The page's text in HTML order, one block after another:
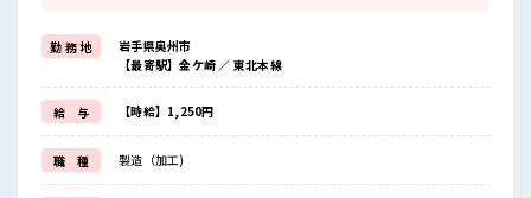
勤 務 地
岩手県奥州市
【最寄駅】金ケ崎 ／ 東北本線
給 与 【時給】1,250円
職 種 製造（加工)